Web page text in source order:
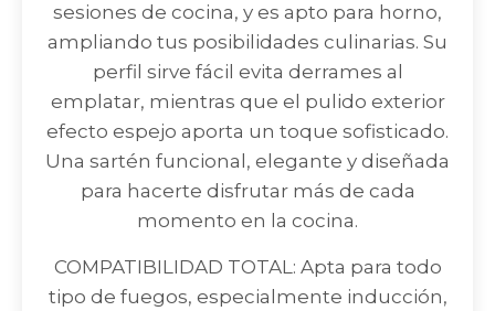
sesiones de cocina, y es apto para horno,
ampliando tus posibilidades culinarias. Su
perfil sirve fácil evita derrames al
emplatar, mientras que el pulido exterior
efecto espejo aporta un toque sofisticado.
Una sartén funcional, elegante y diseñada
para hacerte disfrutar más de cada
momento en la cocina.
COMPATIBILIDAD TOTAL: Apta para todo
tipo de fuegos, especialmente inducción,